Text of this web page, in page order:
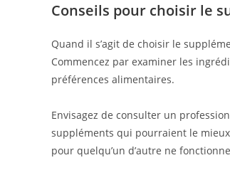
Conseils pour choisir le
Quand il s’agit de choisir le
Commencez par examiner les
préférences alimentaires.
Envisagez de consulter un
suppléments qui pourraient le
pour quelqu’un d’autre ne